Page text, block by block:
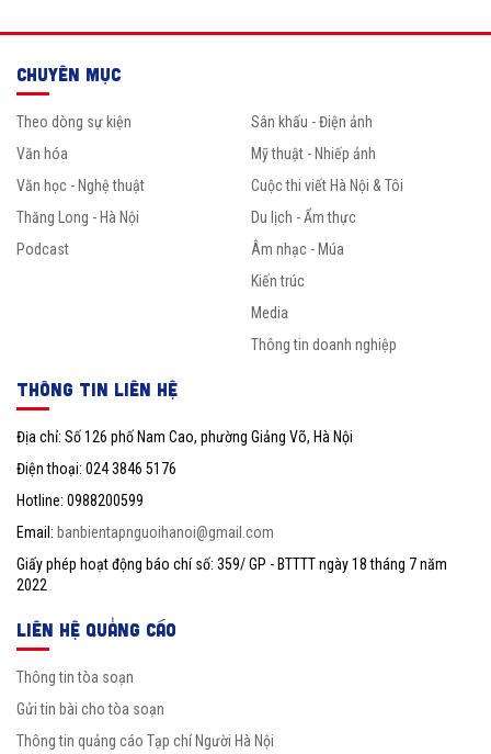
CHUYÊN MỤC
Theo dòng sự kiện
Văn hóa
Văn học - Nghệ thuật
Thăng Long - Hà Nội
Podcast
Sân khấu - Điện ảnh
Mỹ thuật - Nhiếp ảnh
Cuộc thi viết Hà Nội & Tôi
Du lịch - Ẩm thực
Âm nhạc - Múa
Kiến trúc
Media
Thông tin doanh nghiệp
THÔNG TIN LIÊN HỆ
Địa chỉ: Số 126 phố Nam Cao, phường Giảng Võ, Hà Nội
Điện thoại: 024 3846 5176
Hotline: 0988200599
Email: banbientapnguoihanoi@gmail.com
Giấy phép hoạt động báo chí số: 359/ GP - BTTTT ngày 18 tháng 7 năm
2022
LIÊN HỆ QUẢNG CÁO
Thông tin tòa soạn
Gửi tin bài cho tòa soạn
Thông tin quảng cáo Tạp chí Người Hà Nội